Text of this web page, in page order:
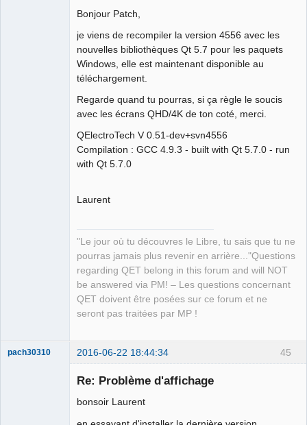
Bonjour Patch,
je viens de recompiler la version 4556 avec les
nouvelles bibliothèques Qt 5.7 pour les paquets
Windows, elle est maintenant disponible au
téléchargement.
Regarde quand tu pourras, si ça règle le soucis
avec les écrans QHD/4K de ton coté, merci.
QElectroTech V 0.51-dev+svn4556
Compilation : GCC 4.9.3 - built with Qt 5.7.0 - run
with Qt 5.7.0
Laurent
"Le jour où tu découvres le Libre, tu sais que tu ne
pourras jamais plus revenir en arrière..."Questions
regarding QET belong in this forum and will NOT
be answered via PM! – Les questions concernant
QET doivent être posées sur ce forum et ne
seront pas traitées par MP !
45
pach30310 2016-06-22 18:44:34
Re: Problème d'affichage
bonsoir Laurent